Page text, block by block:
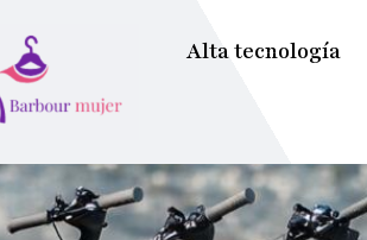
Alta tecnología